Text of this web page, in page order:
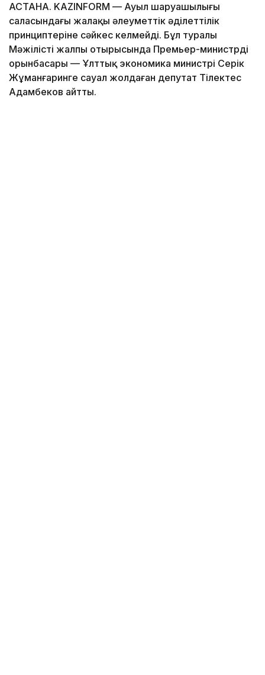
АСТАНА. KAZINFORM — Ауыл шаруашылығы
саласындағы жалақы әлеуметтік әділеттілік
принциптеріне сәйкес келмейді. Бұл туралы
Мәжілістің жалпы отырысында Премьер-министрдің
орынбасары — Ұлттық экономика министрі Серік
Жұманғаринге сауал жолдаған депутат Тілектес
Адамбеков айтты.